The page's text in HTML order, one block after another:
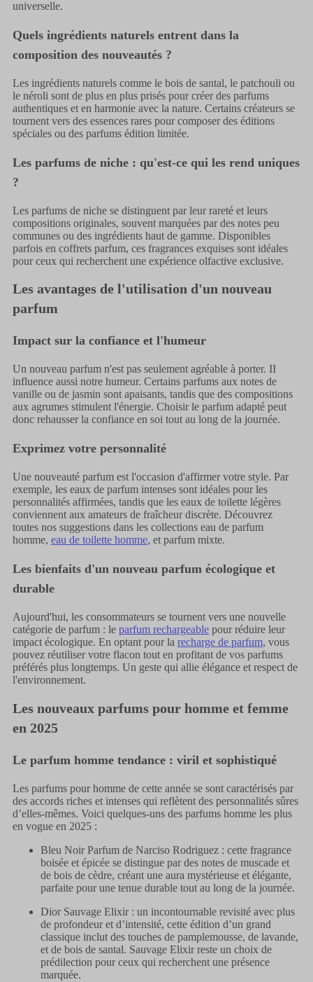
universelle.
Quels ingrédients naturels entrent dans la
composition des nouveautés ?
Les ingrédients naturels comme le bois de santal, le patchouli ou
le néroli sont de plus en plus prisés pour créer des parfums
authentiques et en harmonie avec la nature. Certains créateurs se
tournent vers des essences rares pour composer des éditions
spéciales ou des parfums édition limitée.
Les parfums de niche : qu'est-ce qui les rend uniques
?
Les parfums de niche se distinguent par leur rareté et leurs
compositions originales, souvent marquées par des notes peu
communes ou des ingrédients haut de gamme. Disponibles
parfois en coffrets parfum, ces fragrances exquises sont idéales
pour ceux qui recherchent une expérience olfactive exclusive.
Les avantages de l'utilisation d'un nouveau
parfum
Impact sur la confiance et l'humeur
Un nouveau parfum n'est pas seulement agréable à porter. II
influence aussi notre humeur. Certains parfums aux notes de
vanille ou de jasmin sont apaisants, tandis que des compositions
aux agrumes stimulent l'énergie. Choisir le parfum adapté peut
donc rehausser la confiance en soi tout au long de la journée.
Exprimez votre personnalité
Une nouveauté parfum est l'occasion d'affirmer votre style. Par
exemple, les eaux de parfum intenses sont idéales pour les
personnalités affirmées, tandis que les eaux de toilette légères
conviennent aux amateurs de fraîcheur discrète. Découvrez
toutes nos suggestions dans les collections eau de parfum
homme, eau de toilette homme, et parfum mixte.
Les bienfaits d'un nouveau parfum écologique et
durable
Aujourd'hui, les consommateurs se tournent vers une nouvelle
catégorie de parfum : le parfum rechargeable pour réduire leur
impact écologique. En optant pour la recharge de parfum, vous
pouvez réutiliser votre flacon tout en profitant de vos parfums
préférés plus longtemps. Un geste qui allie élégance et respect de
l'environnement.
Les nouveaux parfums pour homme et femme
en 2025
Le parfum homme tendance : viril et sophistiqué
Les parfums pour homme de cette année se sont caractérisés par
des accords riches et intenses qui reflètent des personnalités sûres
d’elles-mêmes. Voici quelques-uns des parfums homme les plus
en vogue en 2025 :
Bleu Noir Parfum de Narciso Rodriguez : cette fragrance
boisée et épicée se distingue par des notes de muscade et
de bois de cèdre, créant une aura mystérieuse et élégante,
parfaite pour une tenue durable tout au long de la journée.
Dior Sauvage Elixir : un incontournable revisité avec plus
de profondeur et d’intensité, cette édition d’un grand
classique inclut des touches de pamplemousse, de lavande,
et de bois de santal. Sauvage Elixir reste un choix de
prédilection pour ceux qui recherchent une présence
marquée.